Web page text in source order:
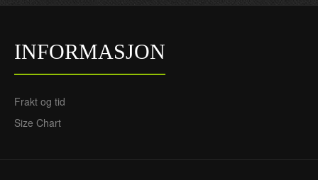
2024 - Dame Fotballdrakt
Dame Fotballdrakt
INFORMASJON
Frakt og tid
Size Chart